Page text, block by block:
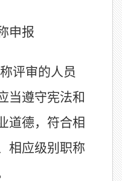
申报
评审的人员
当遵守宪法和
道德，符合相
相应级别职称